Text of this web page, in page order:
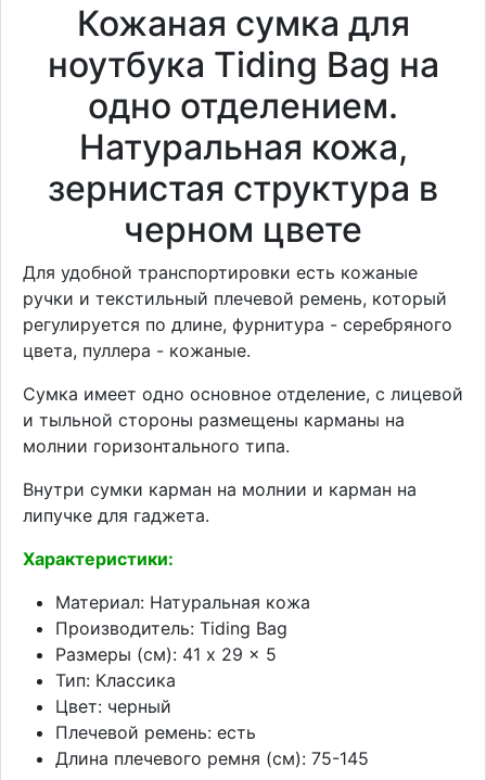
Кожаная сумка для
ноутбука Tiding Bag на
одно отделением.
Натуральная кожа,
зернистая структура в
черном цвете
Для удобной транспортировки есть кожаные
ручки и текстильный плечевой ремень, который
регулируется по длине, фурнитура - серебряного
цвета, пуллера - кожаные.
Сумка имеет одно основное отделение, с лицевой
и тыльной стороны размещены карманы на
молнии горизонтального типа.
Внутри сумки карман на молнии и карман на
липучке для гаджета.
Характеристики:
Материал: Натуральная кожа
Производитель: Tiding Bag
Размеры (см): 41 x 29 x 5
Тип: Классика
Цвет: черный
Плечевой ремень: есть
Длина плечевого ремня (см): 75-145